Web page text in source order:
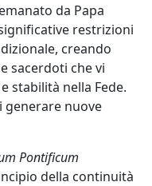
da Papa
restrizioni
creando
sacerdoti che vi
stabilità nella Fede.
generare nuove
Pontificum
della continuità